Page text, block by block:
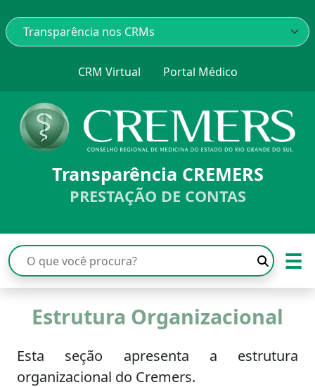
CRM Virtual Portal Médico
Transparência CREMERS
PRESTAÇÃO DE CONTAS
☰
Estrutura Organizacional
Esta seção apresenta a estrutura
organizacional do Cremers.